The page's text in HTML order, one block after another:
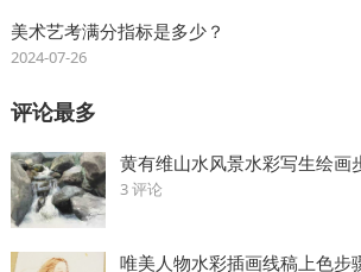
美术艺考满分指标是多少？
2024-07-26
评论最多
黄有维山水风景水彩写生绘画
3 评论
唯美人物水彩插画线稿上色步